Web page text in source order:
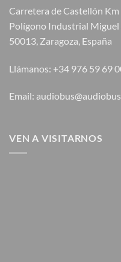
Carretera de Castellón
Polígono Industrial Miguel
50013, Zaragoza, España
Llámanos: +34 976 59 69
Email:
VEN A VISITARNOS